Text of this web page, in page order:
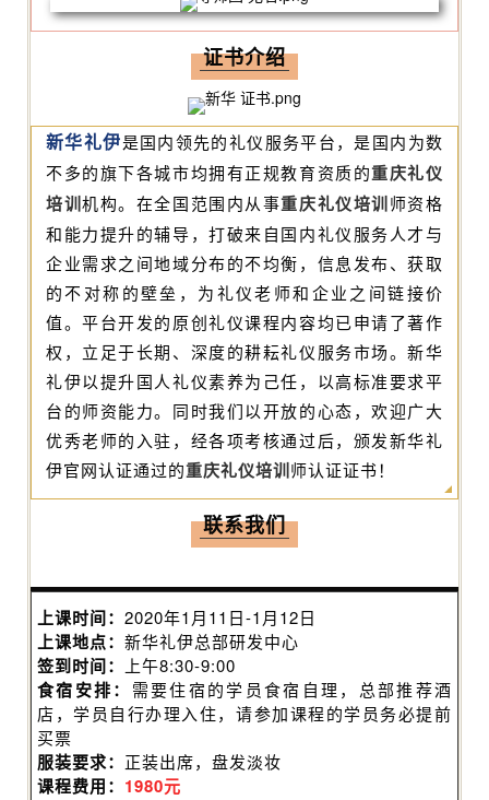
证书介绍
新华礼伊是国内领先的礼仪服务平台，是国内为数
不多的旗下各城市均拥有正规教育资质的重庆礼仪
培训机构。在全国范围内从事重庆礼仪培训师资格
和能力提升的辅导，打破来自国内礼仪服务人才与
企业需求之间地域分布的不均衡，信息发布、获取
的不对称的壁垒，为礼仪老师和企业之间链接价
值。平台开发的原创礼仪课程内容均已申请了著作
权，立足于长期、深度的耕耘礼仪服务市场。新华
礼伊以提升国人礼仪素养为己任，以高标准要求平
台的师资能力。同时我们以开放的心态，欢迎广大
优秀老师的入驻，经各项考核通过后，颁发新华礼
伊官网认证通过的重庆礼仪培训师认证证书！
联系我们
上课时间： 2020年1月11日-1月12日
上课地点： 新华礼伊总部研发中心
签到时间： 上午8:30-9:00
食宿安排： 需要住宿的学员食宿自理，总部推荐酒
店，学员自行办理入住，请参加课程的学员务必提前
买票
服装要求： 正装出席，盘发淡妆
课程费用： 1980元